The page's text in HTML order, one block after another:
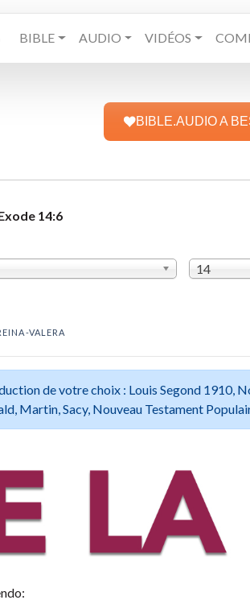
BIBLE AUDIO VIDÉOS
BIBLE.AUDIO A
14:6
14
VALERA
de votre choix : Louis Segond 1910,
Martin, Sacy, Nouveau Testament